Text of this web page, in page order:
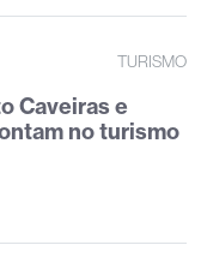
TURISMO
Caveiras e
no turismo